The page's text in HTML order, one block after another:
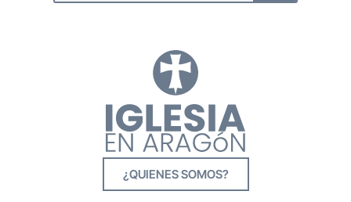
¿QUIENES SOMOS?